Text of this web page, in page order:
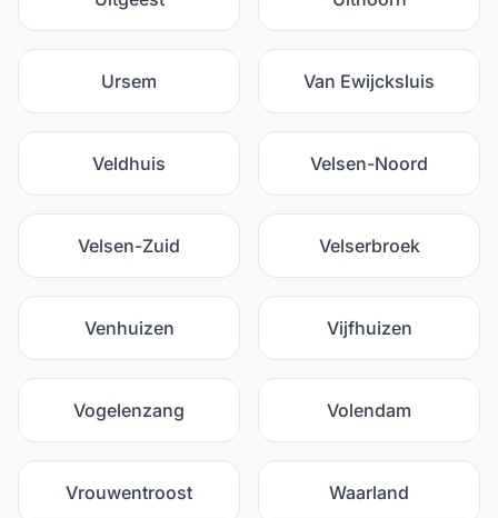
Ursem Van Ewijcksluis
Veldhuis Velsen-Noord
Velsen-Zuid Velserbroek
Venhuizen Vijfhuizen
Vogelenzang Volendam
Vrouwentroost Waarland